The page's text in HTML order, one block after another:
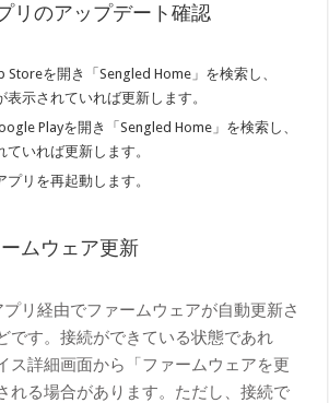
リのアップデート確認
Storeを開き「Sengled Home」を検索し、
表示されていれば更新します。
Playを開き「Sengled Home」を検索し、
ていれば更新します。
リを再起動します。
ムウェア更新
リ経由でファームウェアが自動更新さ
です。接続ができている状態であれ
ス詳細画面から「ファームウェアを更
れる場合があります。ただし、接続で